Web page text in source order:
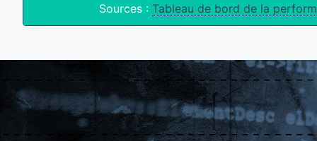
Sources : Tableau de bord de la